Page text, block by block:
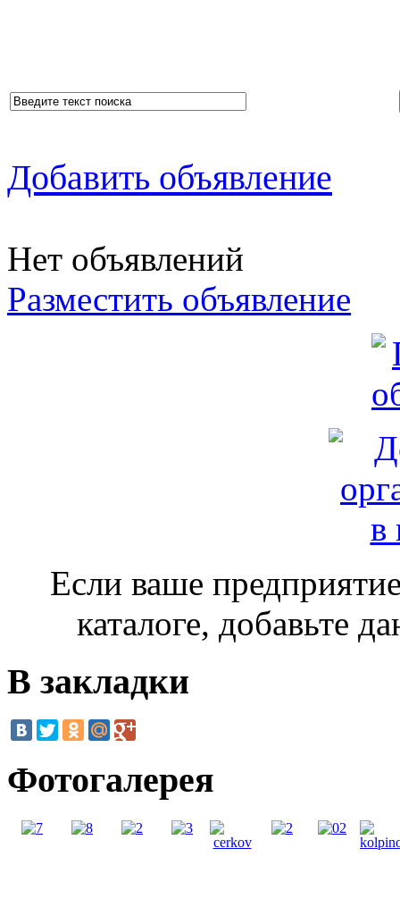
Добавить объявление
Нет объявлений
Разместить объявление
Если ваше
каталоге, добавьте
В закладки
Фотогалерея